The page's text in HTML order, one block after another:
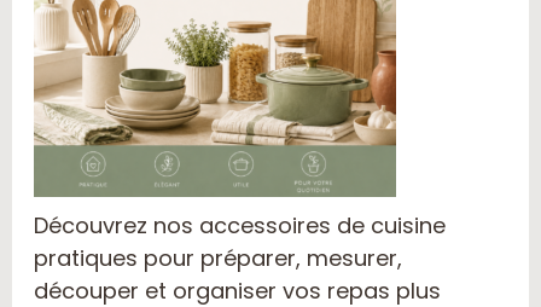
Découvrez nos accessoires de cuisine
pratiques pour préparer, mesurer,
découper et organiser vos repas plus